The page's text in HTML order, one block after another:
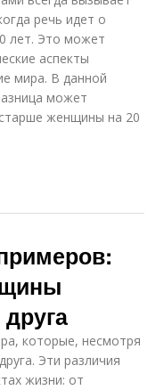
речь идет о
лет. Это может
аспекты
мира. В данной
может
женщины на 20
которые, несмотря
Эти различия
жизни: от